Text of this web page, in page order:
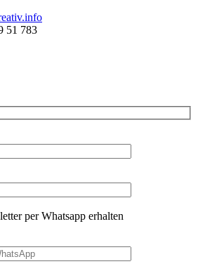
51 783
per Whatsapp erhalten